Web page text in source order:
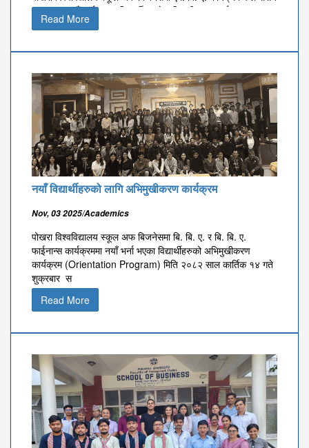
२०२५ मा नयाँ भर्ना भएका विद्यार्थीहरुको अभिमुखीकरण कार्यक्रम
(Orientation Program) मिति २०८२ साल कार्तिक ३० गते आईतबार
Read More
नयाँ विद्यार्थीहरुको लागि अभिमुखीकरण कार्यक्रम
Nov, 03 2025/Academics
पोखरा विश्वविद्यालय स्कूल अफ बिजनेसमा बि. बि. ए. र बि. बि. ए.
फाईनान्स कार्यक्रममा नयाँ भर्ना भएका विद्यार्थीहरुको अभिमुखीकरण
कार्यक्रम (Orientation Program) मिति २०८२ साल कार्तिक १४ गते
शुक्रबार स
Read More